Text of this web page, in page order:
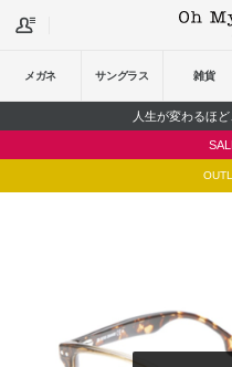
メガネ サングラス 雑貨
人生が変わるほ